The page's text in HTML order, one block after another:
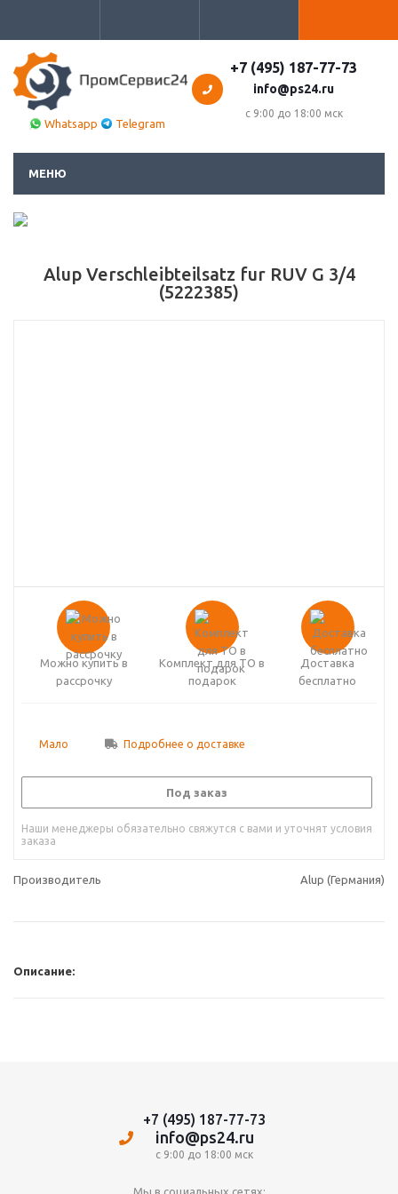
Whatsapp Telegram
+7 (495) 187-77-73
info@ps24.ru
с 9:00 до 18:00 мск
МЕНЮ
Alup Verschleibteilsatz fur RUV G 3/4
(5222385)
Можно купить в
рассрочку
Комплект для ТО в
подарок
Доставка
бесплатно
Мало Подробнее о доставке
Под заказ
Наши менеджеры обязательно свяжутся с вами и уточнят условия
заказа
Производитель Alup (Германия)
Описание:
+7 (495) 187-77-73
info@ps24.ru
с 9:00 до 18:00 мск
Мы в социальных сетях: